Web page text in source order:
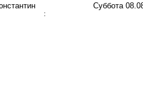
Суббота
: